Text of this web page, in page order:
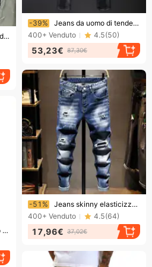
Finendo presto!
-39%
Jeans da uomo di tendenza della stazione europea, nuovi stili, aderenti, leggermente elasticizzati, semplici e generosi, alla moda, con piedini sottili.
400+ Venduto 4.5(50)
53,23€ 87,30€
25 nuovi pantaloncini di jeans da uomo con elastico in vita, neri e grigi, strappati, in cotone.
Finendo presto!
-51%
Jeans skinny elasticizzati strappati da uomo, pantaloni in denim comodi e aderenti con dettagli rovinati, per abbigliamento casual
400+ Venduto 4.5(64)
17,96€ 37,02€
Jeans bianchi da uomo alla moda, stile hip hop, strappati, sottili, pantaloni in denim da uomo, vestibilità slim, elasticizzati, strappati, con cerniera, pantaloni da uomo di alta qualità.